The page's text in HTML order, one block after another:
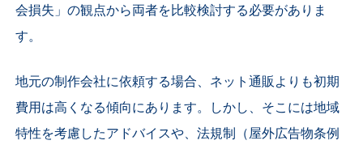
会損失」の観点から両者を比較検討する必要がありま
す。
地元の制作会社に依頼する場合、ネット通販よりも初期
費用は高くなる傾向にあります。しかし、そこには地域
特性を考慮したアドバイスや、法規制（屋外広告物条例